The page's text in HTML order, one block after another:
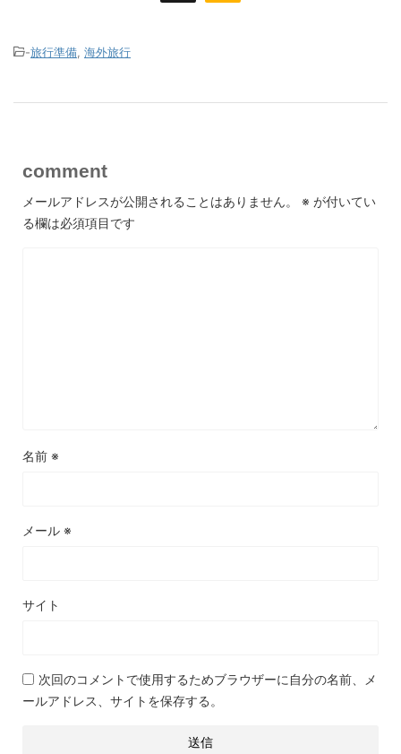
-旅行準備 海外旅行
comment
メールアドレスが公開されることはありません。 ※ が付いてい
る欄は必須項目です
名前 ※
メール ※
サイト
次回のコメントで使用するためブラウザーに自分の名前、メ
ールアドレス、サイトを保存する。